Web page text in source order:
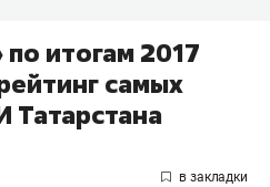
итогам 2017
самых
Татарстана